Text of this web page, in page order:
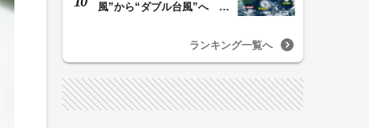
風”から“ダブル台風”へ 13
ランキング一覧へ